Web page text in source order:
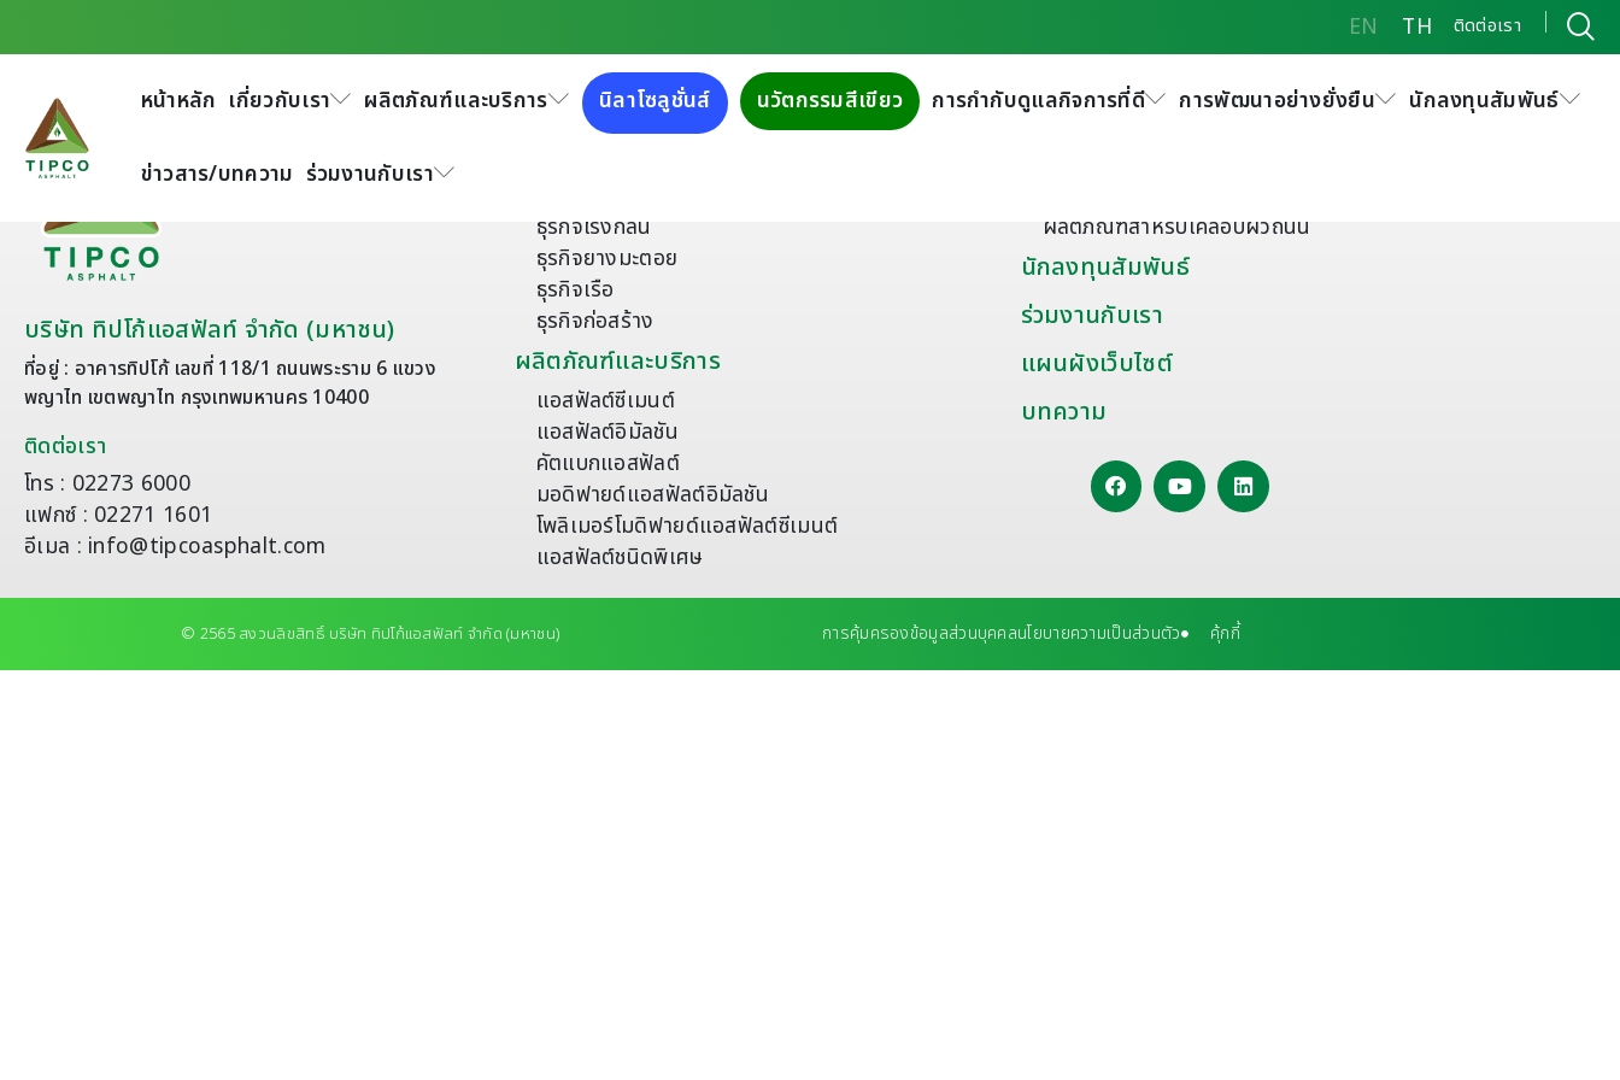
EN TH ติดต่อเรา
หน้าหลัก เกี่ยวกับเรา ผลิตภัณฑ์และบริการ นิลาโซลูชั่นส์ นวัตกรรมสีเขียว การกำกับดูแลกิจการที่ดี การพัฒนาอย่างยั่งยืน นักลงทุนสัมพันธ์
ข่าวสาร/บทความ ร่วมงานกับเรา
บริษัท ทิปโก้แอสฟัลท์ จำกัด (มหาชน)
ที่อยู่ : อาคารทิปโก้ เลขที่ 118/1 ถนนพระราม 6 แขวง
พญาไท เขตพญาไท กรุงเทพมหานคร 10400
ติดต่อเรา
โทร : 02273 6000
แฟกซ์ : 02271 1601
อีเมล : info@tipcoasphalt.com
เกี่ยวกับเรา
ธุรกิจโรงกลั่น
ธุรกิจยางมะตอย
ธุรกิจเรือ
ธุรกิจก่อสร้าง
ผลิตภัณฑ์และบริการ
แอสฟัลต์ซีเมนต์
แอสฟัลต์อิมัลชัน
คัตแบกแอสฟัลต์
มอดิฟายด์แอสฟัลต์อิมัลชัน
โพลิเมอร์โมดิฟายด์แอสฟัลต์ซีเมนต์
แอสฟัลต์ชนิดพิเศษ
ผลิตภัณฑ์พิเศษและอื่นๆ
ผลิตภัณฑ์สำหรับเคลือบผิวถนน
นักลงทุนสัมพันธ์
ร่วมงานกับเรา
แผนผังเว็บไซต์
บทความ
© 2565 สงวนลิขสิทธิ์ บริษัท ทิปโก้แอสฟัลท์ จำกัด (มหาชน) การคุ้มครองข้อมูลส่วนบุคคลนโยบายความเป็นส่วนตัว คุ้กกี้